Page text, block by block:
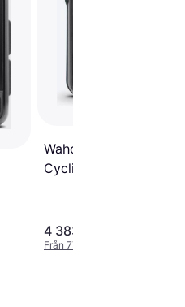
Wahoo Elemnt ACE GPS
Cycling Computer
4 383 kr
Från 774 kr/mån